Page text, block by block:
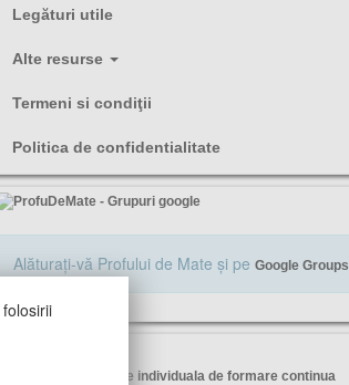
Legături utile
Alte resurse
Termeni si condiţii
Politica de confidentialitate
Alăturaţi-vă Profului de Mate şi pe Google Groups
Diseminare mobilitate individuala de formare continua